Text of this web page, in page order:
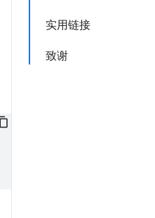
实用链接
致谢